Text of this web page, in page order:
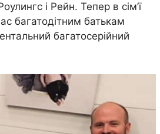
і Рейн. Тепер в сім’ї
багатодітним батькам
багатосерійний